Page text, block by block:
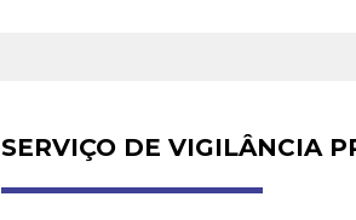
SERVIÇO DE VIGILÂNCIA